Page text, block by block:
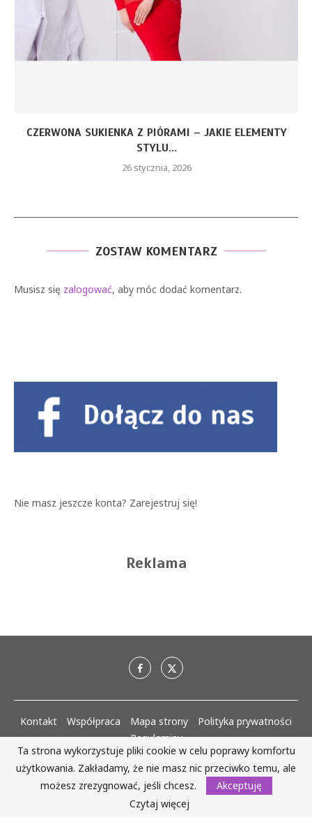
CZERWONA SUKIENKA Z PIÓRAMI – JAKIE ELEMENTY
STYLU...
26 stycznia, 2026
ZOSTAW KOMENTARZ
Musisz się zalogować, aby móc dodać komentarz.
Nie masz jeszcze konta? Zarejestruj się!
Reklama
Kontakt Współpraca Mapa strony
Polityka prywatności
Regulaminy
AlejaKobiet.pl @2020 - 2023 Wszystkie prawa zastrzeżone. | Realizacja:
www.woh.group
Ta strona wykorzystuje pliki cookie w celu poprawy komfortu
użytkowania. Zakładamy, że nie masz nic przeciwko temu, ale
możesz zrezygnować, jeśli chcesz.
Akceptuję
Czytaj więcej